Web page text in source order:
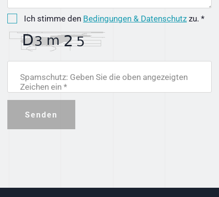
Ich stimme den Bedingungen & Datenschutz zu. *
Spamschutz: Geben Sie die oben angezeigten
Zeichen ein *
Senden